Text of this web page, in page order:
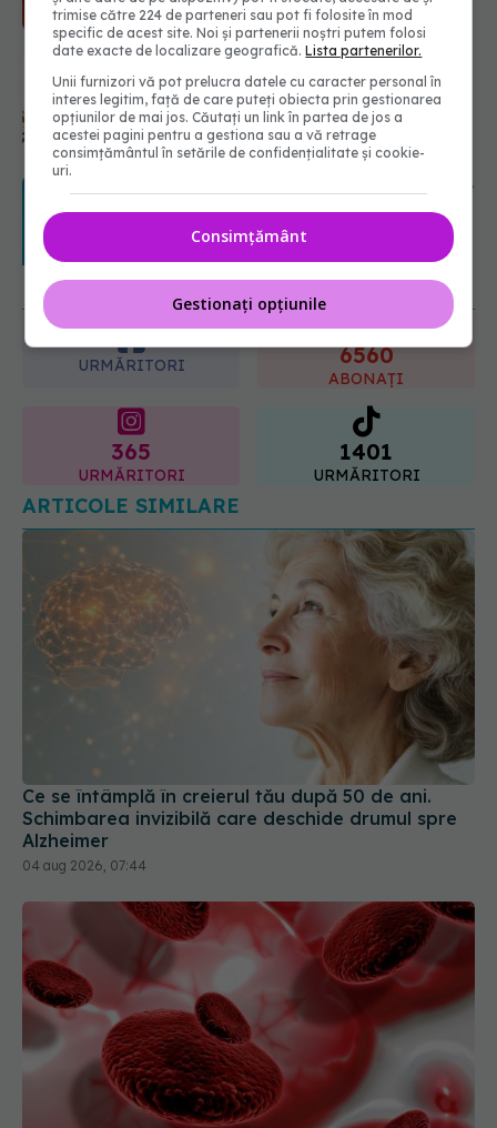
Medicamentul folosit de peste 60 de
ani care acționează într-un loc
neașteptat
08.08.2026, 16:00
Transpirații nocturne: semnul ignorat
serioase de sănătate
08.08.2026, 20:00
URMĂREȘTE-NE ȘI PE:
ABONAȚI
365
URMĂRITORI
1401
URMĂRITORI
Ce se întâmplă în creierul tău după 50 de ani.
Schimbarea invizibilă care deschide drumul spre
Hemoglobina scăzută ar putea indica un risc cu
66% mai mare de demență
02 aug 2026, 13:46
trimise către 224 de parteneri sau pot fi folosite în mod
specific de acest site. Noi și partenerii noștri putem folosi
date exacte de localizare geografică.Lista partenerilor.
Unii furnizori vă pot prelucra datele cu caracter personal în
interes legitim, față de care puteți obiecta prin gestionarea
opțiunilor de mai jos. Căutați un link în partea de jos a
acestei pagini pentru a gestiona sau a vă retrage
consimțământul în setările de confidențialitate și cookie-
uri.
Consimțământ
Gestionați opțiunile